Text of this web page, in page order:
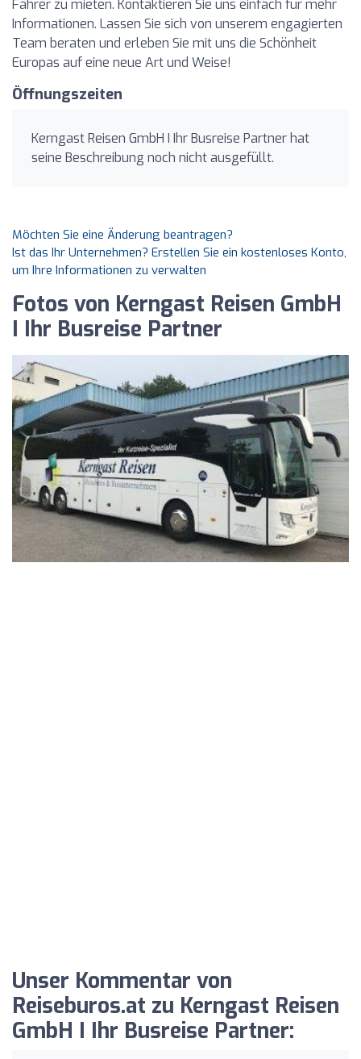
Fahrer zu mieten. Kontaktieren Sie uns einfach für mehr
Informationen. Lassen Sie sich von unserem engagierten
Team beraten und erleben Sie mit uns die Schönheit
Europas auf eine neue Art und Weise!
Öffnungszeiten
Kerngast Reisen GmbH I Ihr Busreise Partner hat
seine Beschreibung noch nicht ausgefüllt.
Möchten Sie eine Änderung beantragen?
Ist das Ihr Unternehmen? Erstellen Sie ein kostenloses Konto,
um Ihre Informationen zu verwalten
Fotos von Kerngast Reisen GmbH
I Ihr Busreise Partner
Unser Kommentar von
Reiseburos.at zu Kerngast Reisen
GmbH I Ihr Busreise Partner: